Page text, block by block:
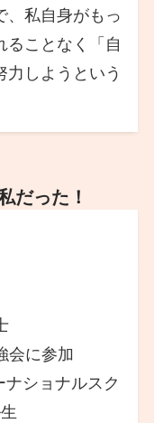
、私自身がもっ
ることなく「自
力しようという
だった！
会に参加
ショナルスク